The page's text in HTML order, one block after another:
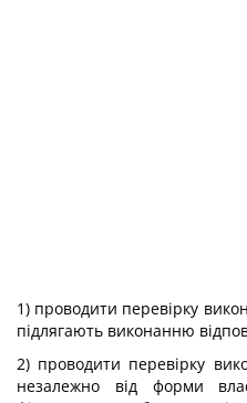
1) проводити перевірку
підлягають виконанню
2) проводити перевірку
незалежно від форми